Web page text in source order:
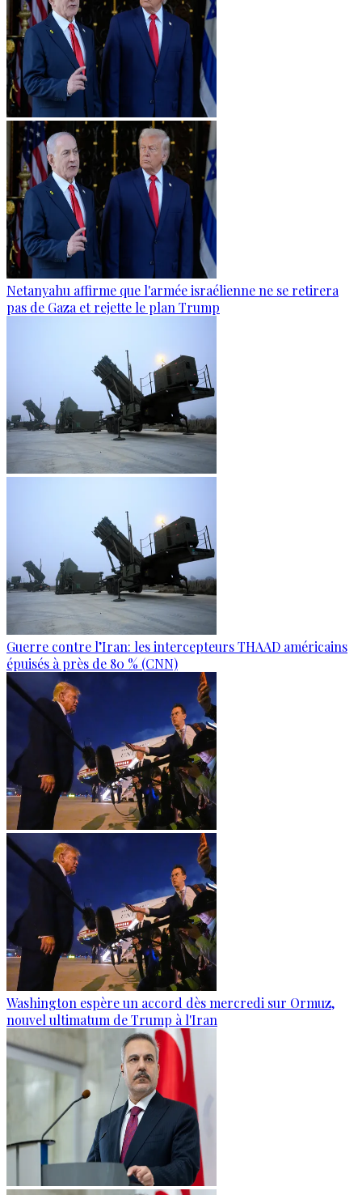
Netanyahu affirme que l'armée israélienne ne se retirera
pas de Gaza et rejette le plan Trump
Guerre contre l’Iran: les intercepteurs THAAD américains
épuisés à près de 80 % (CNN)
Washington espère un accord dès mercredi sur Ormuz,
nouvel ultimatum de Trump à l'Iran